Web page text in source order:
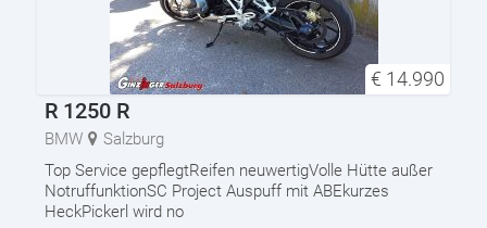
€ 14.990
R 1250 R
BMW
Salzburg
Top Service gepflegtReifen neuwertigVolle Hütte außer
NotruffunktionSC Project Auspuff mit ABEkurzes
HeckPickerl wird no